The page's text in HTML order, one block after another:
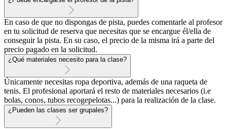
En caso de que no dispongas de pista, puedes comentarle al profesor
en tu solicitud de reserva que necesitas que se encargue él/ella de
conseguir la pista. En su caso, el precio de la misma irá a parte del
precio pagado en la solicitud.
¿Qué materiales necesito para la clase?
Únicamente necesitas ropa deportiva, además de una raqueta de
tenis. El profesional aportará el resto de materiales necesarios (i.e
bolas, conos, tubos recogepelotas...) para la realización de la clase.
¿Pueden las clases ser grupales?